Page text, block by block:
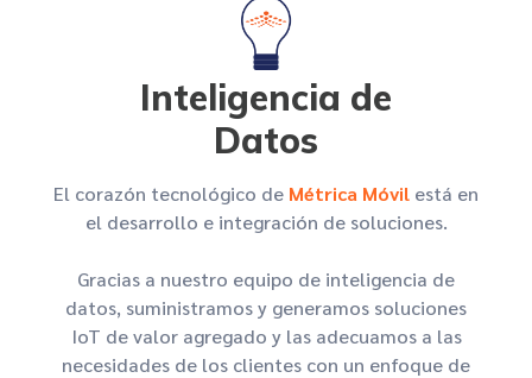
Inteligencia de
Datos
El corazón tecnológico de Métrica Móvil está en
el desarrollo e integración de soluciones.
Gracias a nuestro equipo de inteligencia de
datos, suministramos y generamos soluciones
IoT de valor agregado y las adecuamos a las
necesidades de los clientes con un enfoque de